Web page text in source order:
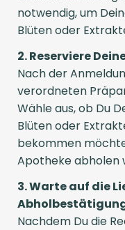
notwendig, um
Blüten oder
2. Reserviere
Nach der
verordneten
Wähle aus, ob Du
Blüten oder
bekommen
Apotheke abholen
3. Warte auf die
Nachdem Du die